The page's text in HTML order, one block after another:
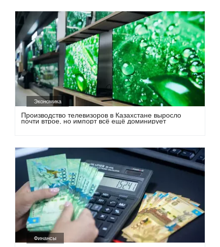
Экономика
Производство телевизоров в Казахстане выросло
почти втрое, но импорт всё ещё доминирует
Финансы